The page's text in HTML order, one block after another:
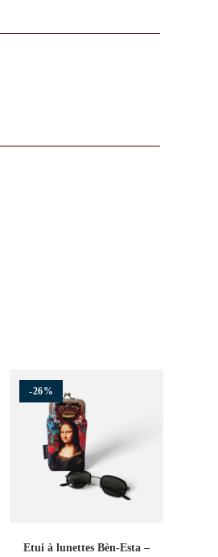
-26%
Etui à lunettes Bèn-Esta –